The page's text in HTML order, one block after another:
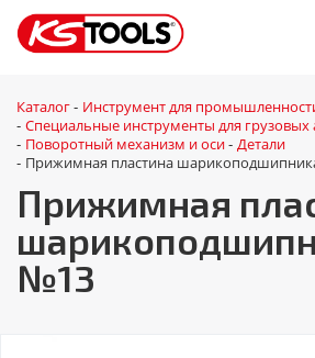
Каталог - Инструмент для
- Специальные инструменты для
- Поворотный механизм и оси - Детали
- Прижимная пластина
Прижимная
№13